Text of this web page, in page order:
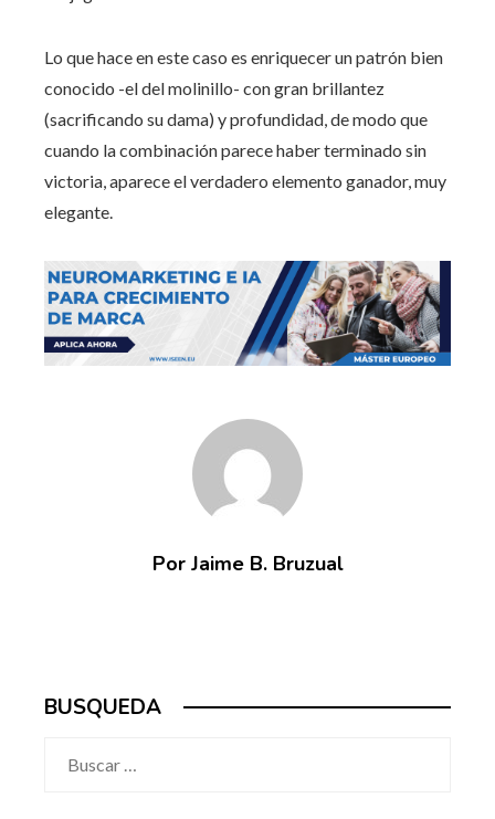
Lo que hace en este caso es enriquecer un patrón bien
conocido -el del molinillo- con gran brillantez
(sacrificando su dama) y profundidad, de modo que
cuando la combinación parece haber terminado sin
victoria, aparece el verdadero elemento ganador, muy
elegante.
Por Jaime B. Bruzual
BUSQUEDA